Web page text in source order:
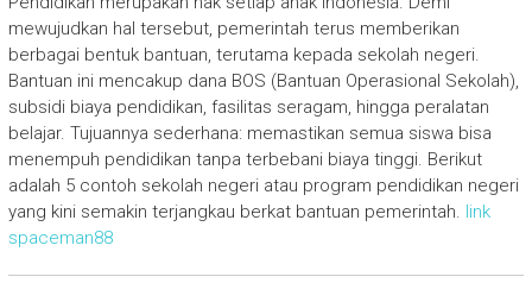
mewujudkan hal tersebut, pemerintah terus memberikan
berbagai bentuk bantuan, terutama kepada sekolah negeri.
Bantuan ini mencakup dana BOS (Bantuan Operasional Sekolah),
subsidi biaya pendidikan, fasilitas seragam, hingga peralatan
belajar. Tujuannya sederhana: memastikan semua siswa bisa
menempuh pendidikan tanpa terbebani biaya tinggi. Berikut
adalah 5 contoh sekolah negeri atau program pendidikan negeri
yang kini semakin terjangkau berkat bantuan pemerintah. link
spaceman88